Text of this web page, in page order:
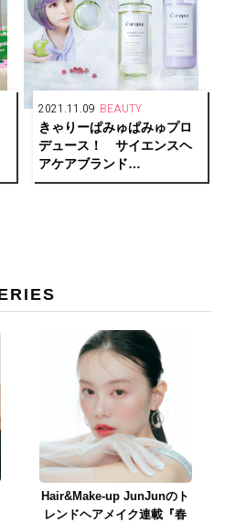
2021.11.09 BEAUTY
きゃりーぱみゅぱみゅプロ
デュース！ サイエンスヘ
アケアブランド
「curuput」がデビュー。
Hair&Make-up JunJunのト
レンドヘアメイク連載『春